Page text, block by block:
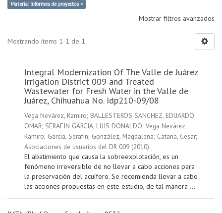
Materia: Informes de proyectos ×
Mostrar filtros avanzados
Mostrando ítems 1-1 de 1
Integral Modernization Of The Valle de Juárez
Irrigation District 009 and Treated
Wastewater for Fresh Water in the Valle de
Juárez, Chihuahua No. Idp210-09/08
Vega Nevárez, Ramiro; BALLESTEROS SANCHEZ, EDUARDO
OMAR; SERAFIN GARCIA, LUIS DONALDO; Vega Nevárez,
Ramiro; García, Serafín; González, Magdalena; Catana, Cesar;
Asociaciones de usuarios del DR 009 (2010)
El abatimiento que causa la sobreexplotación, es un
fenómeno irreversible de no llevar a cabo acciones para
la preservación del acuífero. Se recomienda llevar a cabo
las acciones propuestas en este estudio, de tal manera ...